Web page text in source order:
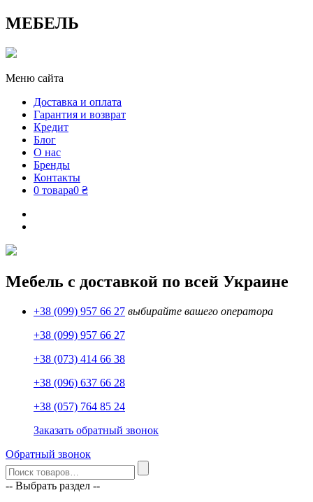
МЕБЕЛЬ
Меню сайта
Доставка и оплата
Гарантия и возврат
Кредит
Блог
О нас
Бренды
Контакты
0 товара0 ₴
Мебель с доставкой по всей Украине
+38 (099) 957 66 27 выбирайте вашего оператора
+38 (099) 957 66 27
+38 (073) 414 66 38
+38 (096) 637 66 28
+38 (057) 764 85 24
Заказать обратный звонок
Обратный звонок
-- Выбрать раздел --